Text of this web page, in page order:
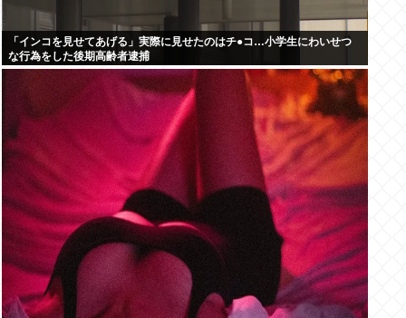
「インコを見せてあげる」実際に見せたのはチ●コ…小学生にわいせつ
な行為をした後期高齢者逮捕